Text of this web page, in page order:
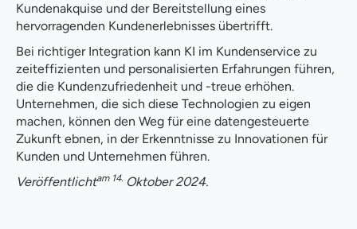
Kundenakquise und der Bereitstellung eines
hervorragenden Kundenerlebnisses übertrifft.
Bei richtiger Integration kann KI im Kundenservice zu
zeiteffizienten und personalisierten Erfahrungen führen,
die die Kundenzufriedenheit und -treue erhöhen.
Unternehmen, die sich diese Technologien zu eigen
machen, können den Weg für eine datengesteuerte
Zukunft ebnen, in der Erkenntnisse zu Innovationen für
Kunden und Unternehmen führen.
Veröffentlichtam 14. Oktober 2024.